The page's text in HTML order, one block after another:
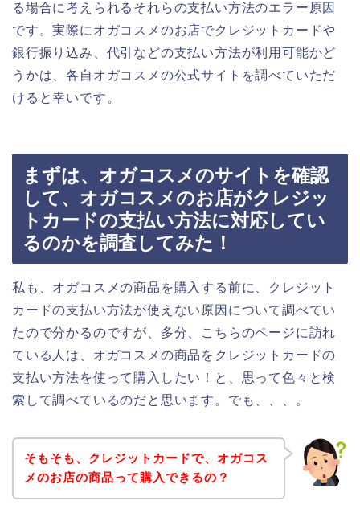
る場合に考えられるそれらの支払い方法のエラー原因
です。実際にオガコスメのお店でクレジットカードや
銀行振り込み、代引などの支払い方法が利用可能かど
うかは、各自オガコスメの公式サイトを調べていただ
けると幸いです。
まずは、オガコスメのサイトを確認
して、オガコスメのお店がクレジッ
トカードの支払い方法に対応してい
るのかを調査してみた！
私も、オガコスメの商品を購入する前に、クレジット
カードの支払い方法が使えない原因について調べてい
たので分かるのですが、多分、こちらのページに訪れ
ている人は、オガコスメの商品をクレジットカードの
支払い方法を使って購入したい！と、思って色々と検
索して調べているのだと思います。でも、、、。
そもそも、クレジットカードで、オガコス
メのお店の商品って購入できるの？